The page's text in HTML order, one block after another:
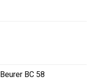
BC 58